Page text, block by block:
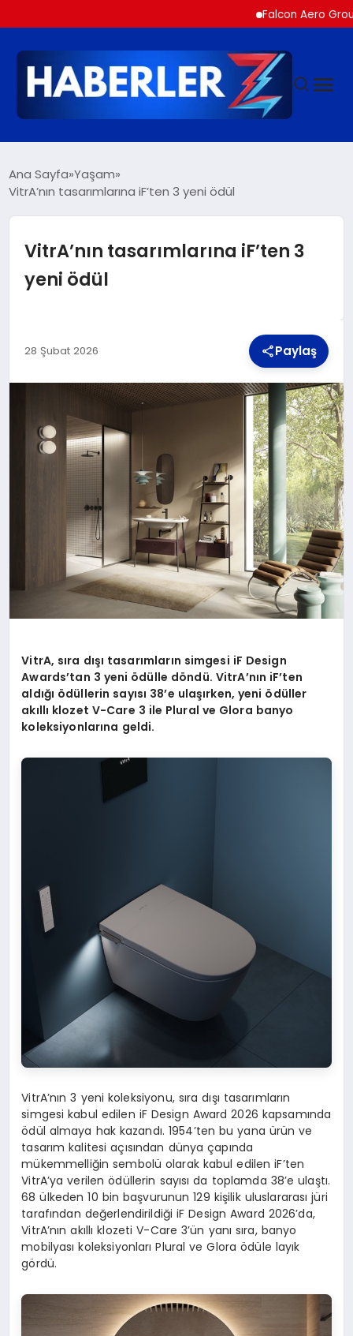
Falcon Aero Group,
DÜNYA
SPOR
MAGAZIN
Ana Sayfa Yaşam
VitrA’nın tasarımlarına iF’ten 3 yeni ödül
VitrA’nın tasarımlarına iF’ten 3
yeni ödül
28 Şubat 2026 Paylaş
VitrA, sıra dışı tasarımların simgesi iF Design
Awards’tan 3 yeni ödülle döndü. VitrA’nın iF’ten
aldığı ödüllerin sayısı 38’e ulaşırken, yeni ödüller
akıllı klozet V-Care 3 ile Plural ve Glora banyo
koleksiyonlarına geldi.
VitrA’nın 3 yeni koleksiyonu, sıra dışı tasarımların
simgesi kabul edilen iF Design Award 2026 kapsamında
ödül almaya hak kazandı. 1954’ten bu yana ürün ve
tasarım kalitesi açısından dünya çapında
mükemmelliğin sembolü olarak kabul edilen iF’ten
VitrA’ya verilen ödüllerin sayısı da toplamda 38’e ulaştı.
68 ülkeden 10 bin başvurunun 129 kişilik uluslararası jüri
tarafından değerlendirildiği iF Design Award 2026’da,
VitrA’nın akıllı klozeti V-Care 3’ün yanı sıra, banyo
mobilyası koleksiyonları Plural ve Glora ödüle layık
gördü.